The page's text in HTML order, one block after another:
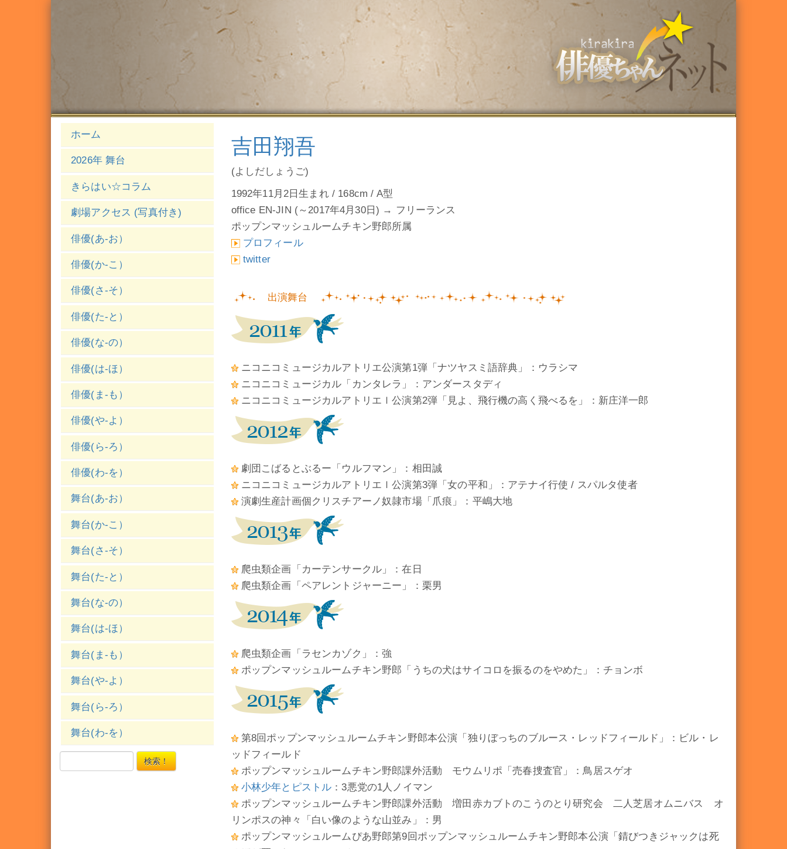
吉田翔吾
(よしだしょうご)
1992年11月2日生まれ / 168cm / A型
office EN-JIN (～2017年4月30日) → フリーランス
ポップンマッシュルームチキン野郎所属
プロフィール
twitter
出演舞台
ニコニコミュージカルアトリエ公演第1弾「ナツヤスミ語辞典」：ウラシマ
ニコニコミュージカル「カンタレラ」：アンダースタディ
ニコニコミュージカルアトリエｌ公演第2弾「見よ、飛行機の高く飛べるを」：新庄洋一郎
劇団こばるとぶるー「ウルフマン」：相田誠
ニコニコミュージカルアトリエｌ公演第3弾「女の平和」：アテナイ行使 / スパルタ使者
演劇生産計画個クリスチアーノ奴隷市場「爪痕」：平嶋大地
爬虫類企画「カーテンサークル」：在日
爬虫類企画「ペアレントジャーニー」：栗男
爬虫類企画「ラセンカゾク」：強
ポップンマッシュルームチキン野郎「うちの犬はサイコロを振るのをやめた」：チョンボ
第8回ポップンマッシュルームチキン野郎本公演「独りぼっちのブルース・レッドフィールド」：ビル・レ
ッドフィールド
ポップンマッシュルームチキン野郎課外活動 モウムリポ「売春捜査官」：鳥居スゲオ
小林少年とピストル ：3悪党の1人ノイマン
ポップンマッシュルームチキン野郎課外活動 増田赤カブトのこうのとり研究会 二人芝居オムニバス オ
リンポスの神々「白い像のような山並み」：男
ポップンマッシュルームぴあ野郎第9回ポップンマッシュルームチキン野郎本公演「錆びつきジャックは死
ホーム
2026年 舞台
きらはい☆コラム
劇場アクセス (写真付き)
俳優(あ-お）
俳優(か-こ）
俳優(さ-そ）
俳優(た-と）
俳優(な-の）
俳優(は-ほ）
俳優(ま-も）
俳優(や-よ）
俳優(ら-ろ）
俳優(わ-を）
舞台(あ-お）
舞台(か-こ）
舞台(さ-そ）
舞台(た-と）
舞台(な-の）
舞台(は-ほ）
舞台(ま-も）
舞台(や-よ）
舞台(ら-ろ）
舞台(わ-を）
検索！